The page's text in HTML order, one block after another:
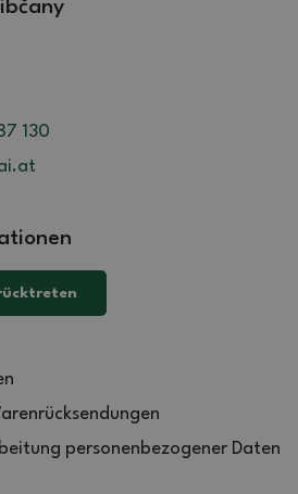
130
personenbezogener Daten